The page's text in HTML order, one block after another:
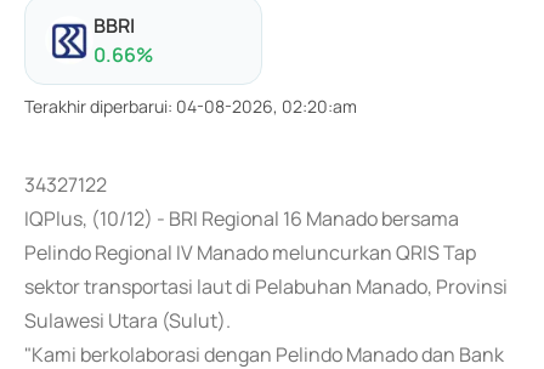
BBRI
0.66%
Terakhir diperbarui: 04-08-2026, 02:20:am
34327122
IQPlus, (10/12) - BRI Regional 16 Manado bersama
Pelindo Regional IV Manado meluncurkan QRIS Tap
sektor transportasi laut di Pelabuhan Manado, Provinsi
Sulawesi Utara (Sulut).
"Kami berkolaborasi dengan Pelindo Manado dan Bank